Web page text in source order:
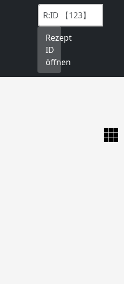
Rezept
ID
öffnen